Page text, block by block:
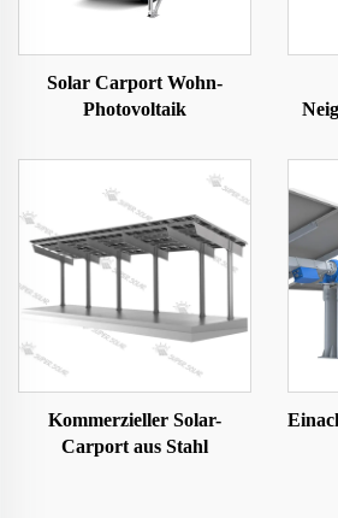
Solar Carport Wohn-
Photovoltaik
Kommerzieller Solar-
Carport aus Stahl